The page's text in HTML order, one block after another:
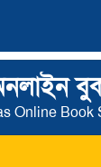
Online Book